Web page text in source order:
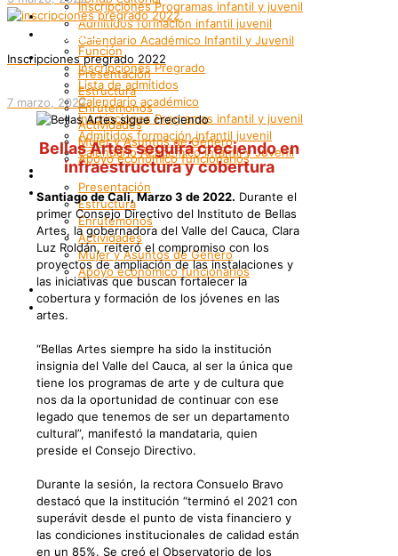
Inscripciones Programas infantil y juvenil
Admitidos formación infantil juvenil
Calendario Académico Infantil y Juvenil
Bienestar
Presentación
Estructura
Enrutemonos
Actividades
Mujer y Asuntos de Género
Apoyo económico funcionarios
Internacionalización
Patrimonio
Grupos Artísticos
Registro
Función
Inscripciones Pregrado
Lista de admitidos
Calendario académico
Inscripciones Programas infantil y juvenil
Admitidos formación infantil juvenil
Calendario Académico Infantil y Juvenil
Bienestar
Presentación
Estructura
Enrutemonos
Actividades
Mujer y Asuntos de Género
Apoyo económico funcionarios
Internacionalización
Patrimonio
Inscripciones pregrado 2022
7 marzo, 2022
Bellas Artes seguirá creciendo en
infraestructura y cobertura
Santiago de Cali, Marzo 3 de 2022. Durante el
primer Consejo Directivo del Instituto de Bellas
Artes, la gobernadora del Valle del Cauca, Clara
Luz Roldán, reiteró el compromiso con los
proyectos de ampliación de las instalaciones y
las iniciativas que buscan fortalecer la
cobertura y formación de los jóvenes en las
artes.
“Bellas Artes siempre ha sido la institución
insignia del Valle del Cauca, al ser la única que
tiene los programas de arte y de cultura que
nos da la oportunidad de continuar con ese
legado que tenemos de ser un departamento
cultural”, manifestó la mandataria, quien
preside el Consejo Directivo.
Durante la sesión, la rectora Consuelo Bravo
destacó que la institución “terminó el 2021 con
superávit desde el punto de vista financiero y
las condiciones institucionales de calidad están
en un 85%. Se creó el Observatorio de los